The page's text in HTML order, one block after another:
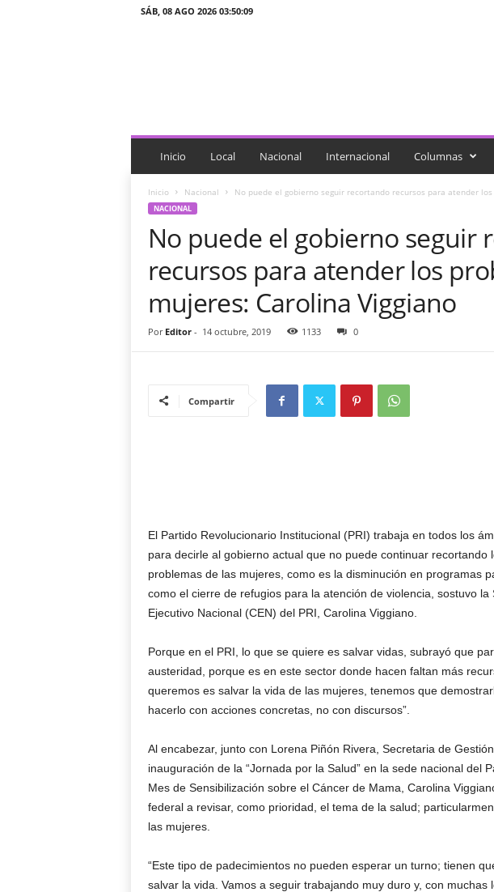
SÁB, 08 AGO 2026 03:50:09
c
a
Inicio Local Nacional Internacional Columnas
Inicio Nacional No puede el gobierno seguir recortando recursos para atender
NACIONAL
No puede el gobierno seguir
recursos para atender los
mujeres: Carolina Viggiano
Por Editor- 14 octubre, 2019 1133 0
Compartir
El Partido Revolucionario Institucional (PRI) trabaja en todos los
para decirle al gobierno actual que no puede continuar recortando
problemas de las mujeres, como es la disminución en programas
como el cierre de refugios para la atención de violencia, sostuvo
Ejecutivo Nacional (CEN) del PRI, Carolina Viggiano.
Porque en el PRI, lo que se quiere es salvar vidas, subrayó que
austeridad, porque es en este sector donde hacen faltan más
queremos es salvar la vida de las mujeres, tenemos que
hacerlo con acciones concretas, no con discursos”.
Al encabezar, junto con Lorena Piñón Rivera, Secretaria de
inauguración de la “Jornada por la Salud” en la sede nacional del
Mes de Sensibilización sobre el Cáncer de Mama, Carolina
federal a revisar, como prioridad, el tema de la salud;
las mujeres.
“Este tipo de padecimientos no pueden esperar un turno; tienen
salvar la vida. Vamos a seguir trabajando muy duro y, con muchas